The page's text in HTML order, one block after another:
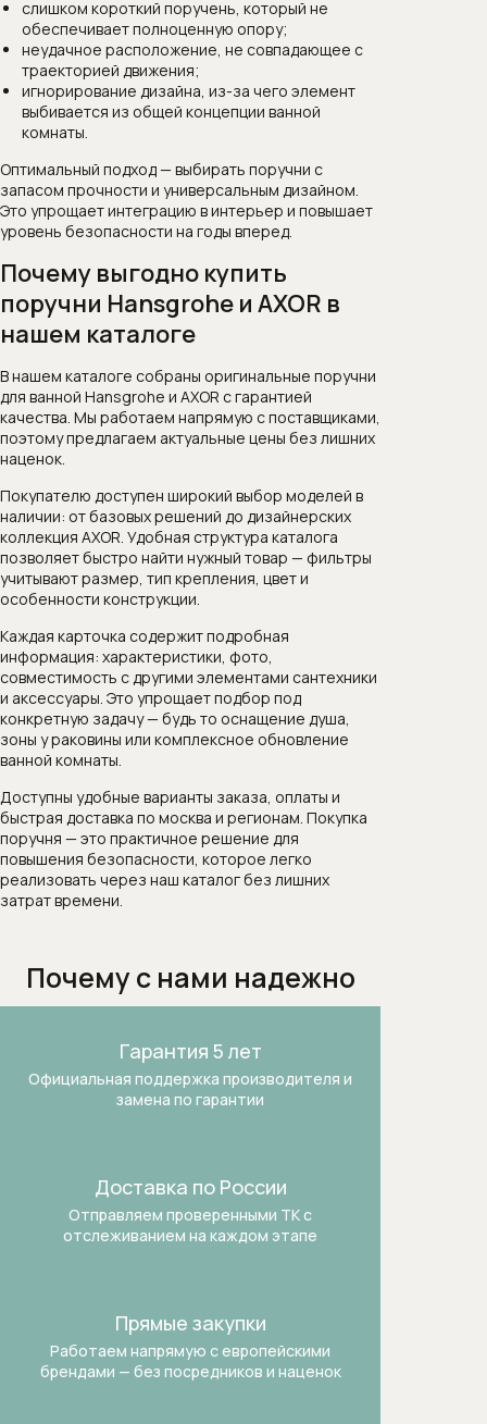
слишком короткий поручень, который не
обеспечивает полноценную опору;
неудачное расположение, не совпадающее с
траекторией движения;
игнорирование дизайна, из-за чего элемент
выбивается из общей концепции ванной
комнаты.
Оптимальный подход — выбирать поручни с
запасом прочности и универсальным дизайном.
Это упрощает интеграцию в интерьер и повышает
уровень безопасности на годы вперед.
Почему выгодно купить
поручни Hansgrohe и AXOR в
нашем каталоге
В нашем каталоге собраны оригинальные поручни
для ванной Hansgrohe и AXOR с гарантией
качества. Мы работаем напрямую с поставщиками,
поэтому предлагаем актуальные цены без лишних
наценок.
Покупателю доступен широкий выбор моделей в
наличии: от базовых решений до дизайнерских
коллекция AXOR. Удобная структура каталога
позволяет быстро найти нужный товар — фильтры
учитывают размер, тип крепления, цвет и
особенности конструкции.
Каждая карточка содержит подробная
информация: характеристики, фото,
совместимость с другими элементами сантехники
и аксессуары. Это упрощает подбор под
конкретную задачу — будь то оснащение душа,
зоны у раковины или комплексное обновление
ванной комнаты.
Доступны удобные варианты заказа, оплаты и
быстрая доставка по москва и регионам. Покупка
поручня — это практичное решение для
повышения безопасности, которое легко
реализовать через наш каталог без лишних
затрат времени.
Почему с нами надежно
Гарантия 5 лет
Официальная поддержка производителя и
замена по гарантии
Доставка по России
Отправляем проверенными ТКс
отслеживанием на каждом этапе
Прямые закупки
Работаем напрямую с европейскими
брендами — без посредников и наценок